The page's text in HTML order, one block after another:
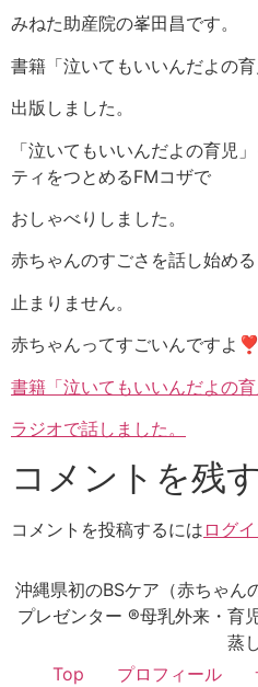
みねた助産院の峯田昌です。
書籍「泣いてもいいんだよの
出版しました。
「泣いてもいいんだよの育児
ティをつとめるFMコザで
おしゃべりしました。
赤ちゃんのすごさを話し始める
止まりません。
赤ちゃんってすごいんですよ❣
書籍「泣いてもいいんだよの育
ラジオで話しま した。
コメントを残す
コメントを投稿するには ログ
沖縄県初のBSケア（赤ちゃん
プレゼンター ®母乳外来・育
蒸
Top
プロフィール